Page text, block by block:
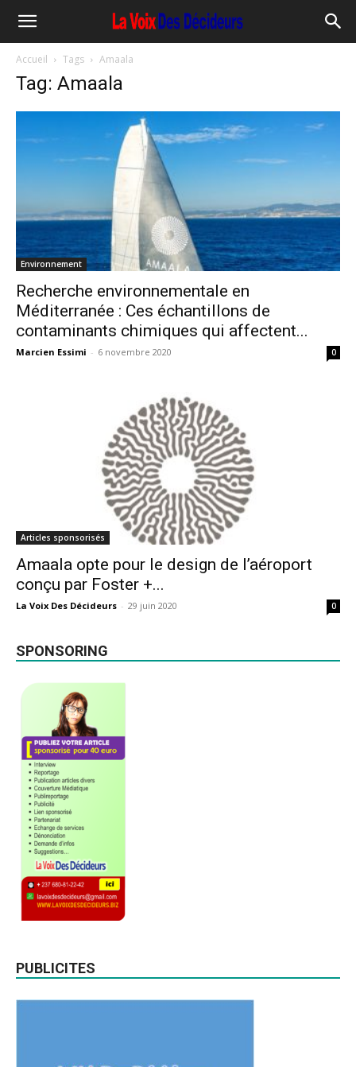
Accueil Tags Amaala
Tag: Amaala
Environnement
Recherche environnementale en
Méditerranée : Ces échantillons de
contaminants chimiques qui affectent...
Marcien Essimi - 6 novembre 2020 0
Articles sponsorisés
Amaala opte pour le design de l’aéroport
conçu par Foster +...
La Voix Des Décideurs - 29 juin 2020 0
SPONSORING
PUBLICITES